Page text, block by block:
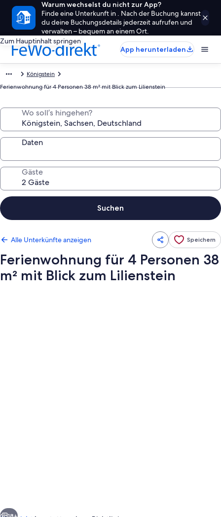
Warum wechselst du nicht zur App?
Finde eine Unterkunft in . Nach der Buchung kannst
du deine Buchungsdetails jederzeit aufrufen und
verwalten – bequem an einem Ort.
Zum Hauptinhalt springen
App herunterladen
Königstein
Ferienwohnung für 4 Personen 38 m² mit Blick zum Lilienstein
Wo soll’s hingehen?
Daten
Gäste
Suchen
Alle Unterkünfte anzeigen Speichern
Ferienwohnung für 4 Personen 38
m² mit Blick zum Lilienstein
Weiter